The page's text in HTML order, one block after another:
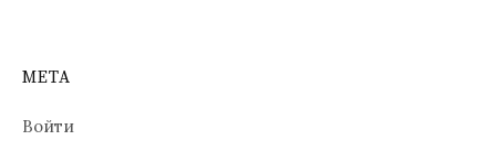
МЕТА
Войти